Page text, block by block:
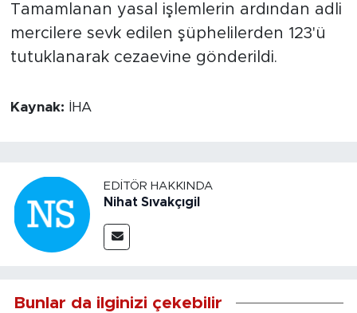
vaktidir”
Tamamlanan yasal işlemlerin ardından adli
mercilere sevk edilen şüphelilerden 123'ü
tutuklanarak cezaevine gönderildi.
Kaynak: İHA
EDITÖR HAKKINDA
Nihat Sıvakçıgil
Bunlar da ilginizi çekebilir